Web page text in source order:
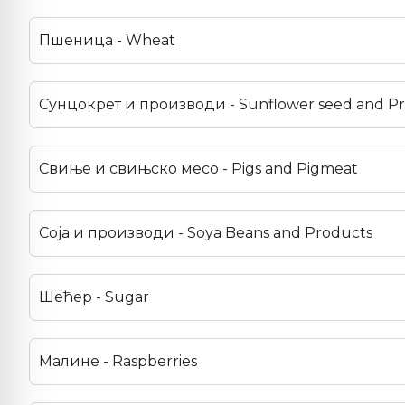
Пшеница - Wheat
Сунцокрет и производи - Sunflower seed and
Свиње и свињско месо - Pigs and Pigmeat
Соја и производи - Soya Beans and Products
Шећер - Sugar
Малине - Raspberries